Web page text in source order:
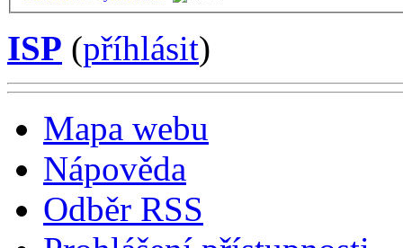
ISP (příhlásit)
Mapa webu
Nápověda
Odběr RSS